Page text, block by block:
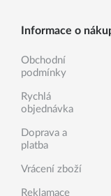
Informace o
Obchodní
podmínky
Rychlá
objednávka
Doprava a
platba
Vrácení zboží
Reklamace